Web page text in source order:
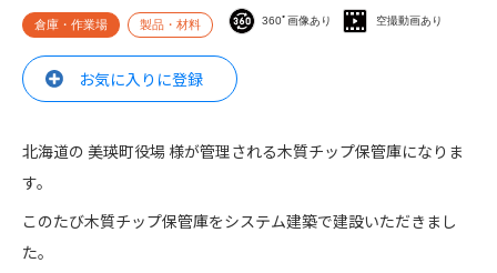
倉庫・作業場 製品・材料 360ﾟ画像あり 空撮動画あり
お気に入りに登録
北海道の 美瑛町役場 様が管理される木質チップ保管庫になりま
す。
このたび木質チップ保管庫をシステム建築で建設いただきまし
た。